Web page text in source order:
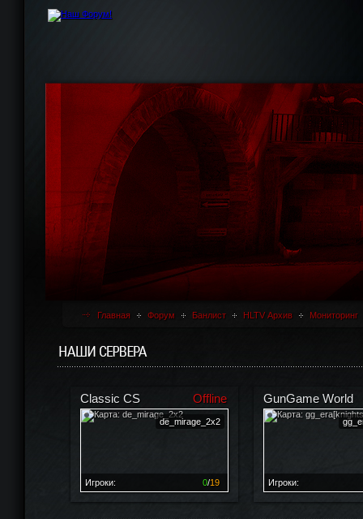
Главная Форум Банлист HLTV Архив Мониторинг
Classic CS Offline
de_mirage_2x2
0/19
Игроки:
Сервер заполнен на0%
GunGame World
Игроки:
Сервер заполнен на